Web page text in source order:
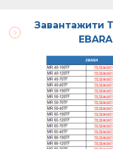
Завантажити